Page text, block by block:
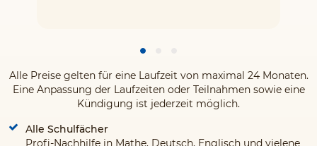
Alle Preise gelten für eine Laufzeit von maximal 24 Monaten.
Eine Anpassung der Laufzeiten oder Teilnahmen sowie eine
Kündigung ist jederzeit möglich.
Alle Schulfächer
Profi-Nachhilfe in Mathe, Deutsch, Englisch und vielene